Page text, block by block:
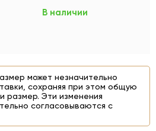
В наличии
может незначительно
сохраняя при этом общую
размер. Эти изменения
согласовываются с